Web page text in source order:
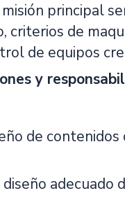
principal
criterios de
de equipos
y
de
adecuado